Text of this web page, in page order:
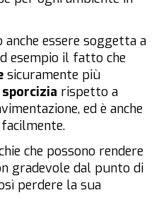
essere soggetta a
esempio il fatto che
sicuramente più
sporcizia rispetto a
ed è anche
che possono rendere
gradevole dal punto di
perdere la sua